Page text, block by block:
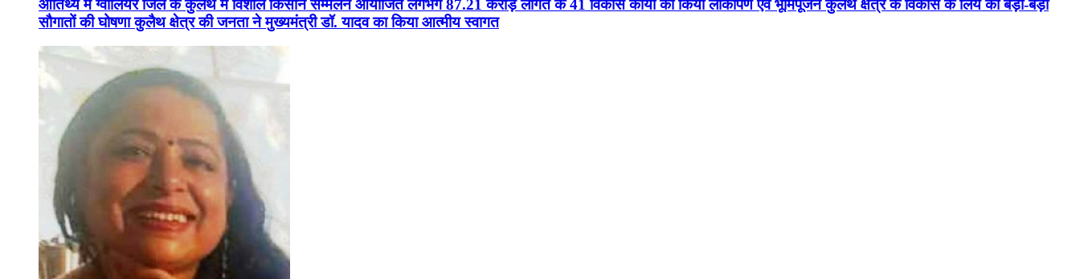
आतिथ्य में ग्वालियर जिले के कुलैथ में विशाल किसान सम्मेलन आयोजित लगभग 87.21 करोड़ लागत के 41 विकास कार्यों का किया लोकार्पण एवं भूमिपूजन कुलैथ क्षेत्र के विकास के लिये की बड़ी-बड़ी
सौगातों की घोषणा कुलैथ क्षेत्र की जनता ने मुख्यमंत्री डॉ. यादव का किया आत्मीय स्वागत